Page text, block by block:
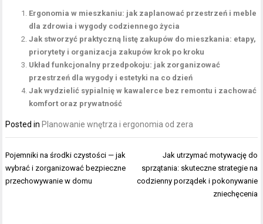
Ergonomia w mieszkaniu: jak zaplanować przestrzeń i meble
dla zdrowia i wygody codziennego życia
Jak stworzyć praktyczną listę zakupów do mieszkania: etapy,
priorytety i organizacja zakupów krok po kroku
Układ funkcjonalny przedpokoju: jak zorganizować
przestrzeń dla wygody i estetyki na co dzień
Jak wydzielić sypialnię w kawalerce bez remontu i zachować
komfort oraz prywatność
Posted in Planowanie wnętrza i ergonomia od zera
Nawigacja
wpisu
Pojemniki na środki czystości — jak
wybrać i zorganizować bezpieczne
przechowywanie w domu
Jak utrzymać motywację do
sprzątania: skuteczne strategie na
codzienny porządek i pokonywanie
zniechęcenia